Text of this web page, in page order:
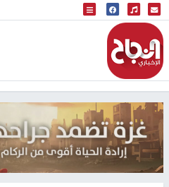
البث المباشر
إذاعة النجاح